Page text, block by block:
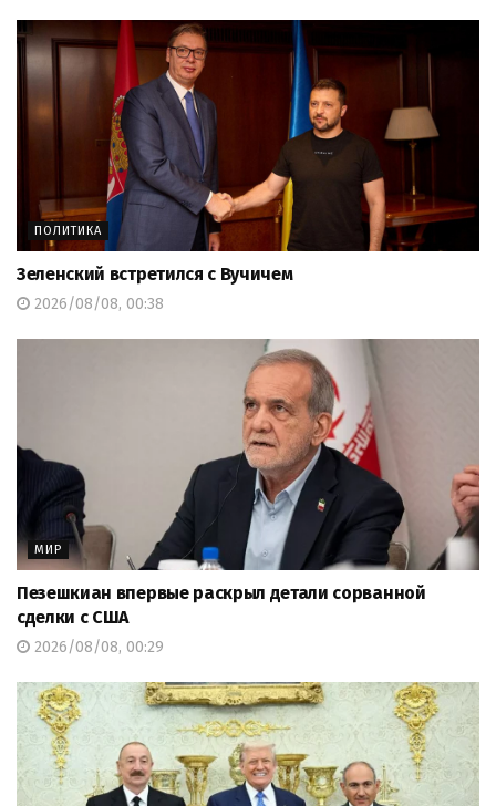
ПОЛИТИКА
Зеленский встретился с Вучичем
2026/08/08, 00:38
МИР
Пезешкиан впервые раскрыл детали сорванной
сделки с США
2026/08/08, 00:29